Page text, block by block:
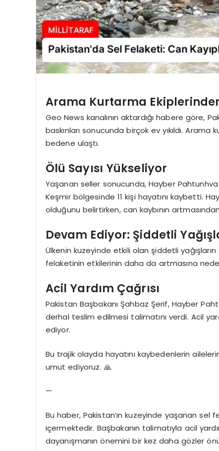
Arama Kurtarma
Geo News kanalının aktardığı habere göre,
baskınları sonucunda birçok ev yıkıldı.
bedene ulaştı.
Ölü Sayısı Yükseliyor
Yaşanan seller sonucunda, Hayber
Keşmir bölgesinde 11 kişi hayatını kaybetti.
olduğunu belirtirken, can kaybının
Devam Ediyor: Şiddetli
Ülkenin kuzeyinde etkili olan şiddetli
felaketinin etkilerinin daha da artmasına
Acil Yardım Çağrısı
Pakistan Başbakanı Şahbaz Şerif, Hayber
derhal teslim edilmesi talimatını verdi. Acil
ediyor.
Bu trajik olayda hayatını kaybedenlerin
umut ediyoruz. 🙏
—
Bu haber, Pakistan’ın kuzeyinde yaşanan sel
içermektedir. Başbakanın talimatıyla acil
dayanışmanın önemini bir kez daha gözler